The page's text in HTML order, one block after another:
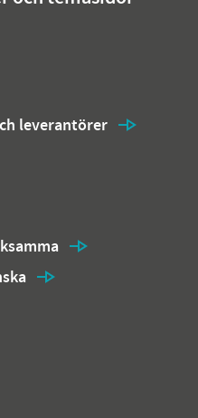
leverantörer